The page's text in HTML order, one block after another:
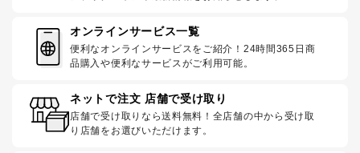
オンラインサービス一覧
便利なオンラインサービスをご紹介！24時間365日商
品購入や便利なサービスがご利用可能。
ネットで注文 店舗で受け取り
店舗で受け取りなら送料無料！全店舗の中から受け取
り店舗をお選びいただけます。